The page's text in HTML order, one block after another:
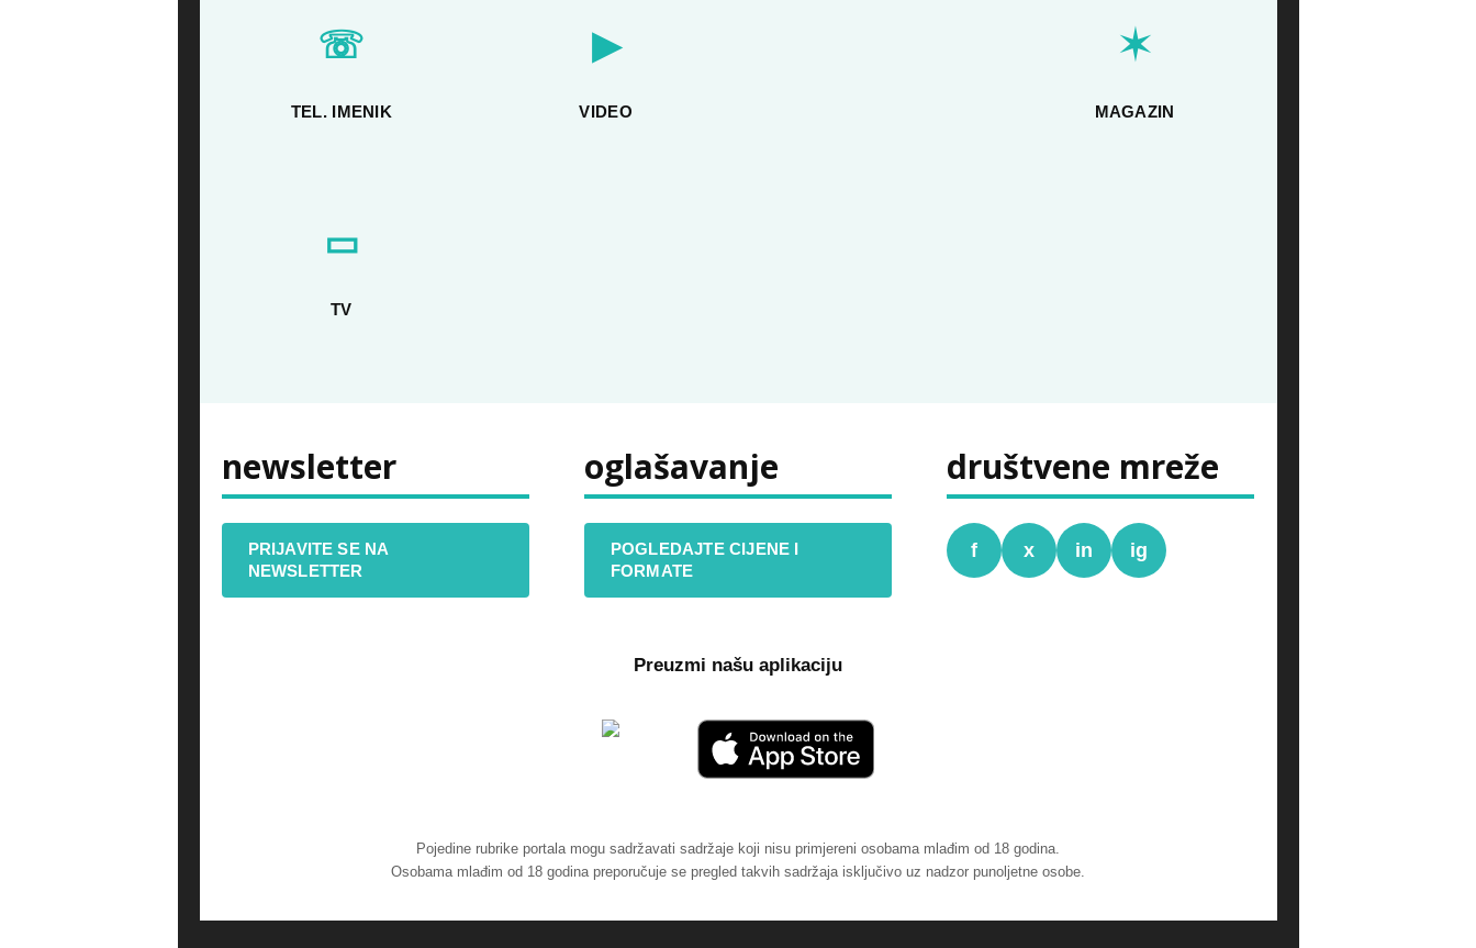
☏
TEL. IMENIK
▶
VIDEO
✶
MAGAZIN
▭
TV
newsletter
PRIJAVITE SE NA
NEWSLETTER
oglašavanje
POGLEDAJTE CIJENE I
FORMATE
društvene mreže
f x in ig
Preuzmi našu aplikaciju
Pojedine rubrike portala mogu sadržavati sadržaje koji nisu primjereni osobama mlađim od 18 godina.
Osobama mlađim od 18 godina preporučuje se pregled takvih sadržaja isključivo uz nadzor punoljetne osobe.